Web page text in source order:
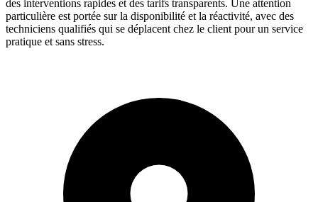
des interventions rapides et des tarifs transparents. Une attention
particulière est portée sur la disponibilité et la réactivité, avec des
techniciens qualifiés qui se déplacent chez le client pour un service
pratique et sans stress.